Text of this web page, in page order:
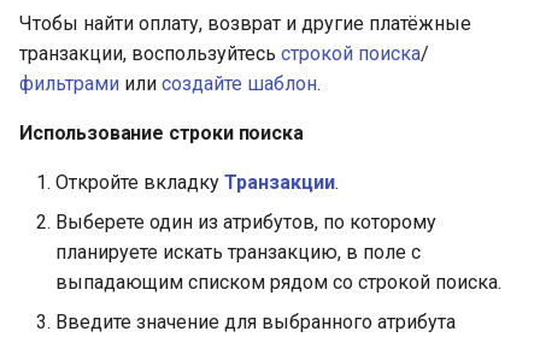
Чтобы найти оплату, возврат и другие платёжные
транзакции, воспользуйтесь строкой поиска/
фильтрами или создайте шаблон.
Использование строки поиска
Откройте вкладку Транзакции.
Выберете один из атрибутов, по которому
планируете искать транзакцию, в поле с
выпадающим списком рядом со строкой поиска.
Введите значение для выбранного атрибута